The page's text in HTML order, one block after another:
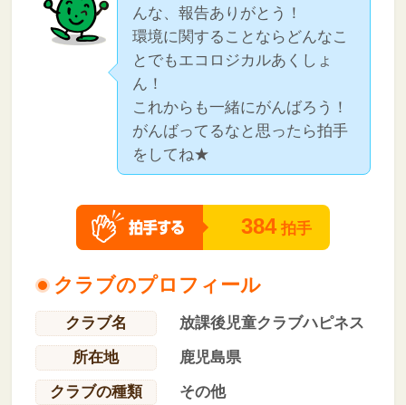
んな、報告ありがとう！
環境に関することならどんなこ
とでもエコロジカルあくしょ
ん！
これからも一緒にがんばろう！
がんばってるなと思ったら拍手
をしてね★
384 拍手
クラブのプロフィール
クラブ名
放課後児童クラブハピネス
所在地
鹿児島県
クラブの種類
その他